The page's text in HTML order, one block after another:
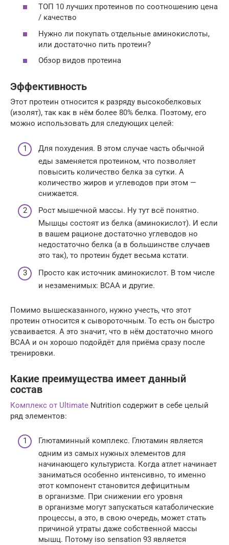
ТОП 10 лучших протеинов по соотношению цена
/ качество
Нужно ли покупать отдельные аминокислоты,
или достаточно пить протеин?
Обзор видов протеина
Эффективность
Этот протеин относится к разряду высокобелковых
(изолят), так как в нём более 80% белка. Поэтому, его
можно использовать для следующих целей:
Для похудения. В этом случае часть обычной
еды заменяется протеином, что позволяет
повысить количество белка за сутки. А
количество жиров и углеводов при этом —
снижается.
Рост мышечной массы. Ну тут всё понятно.
Мышцы состоят из белка (аминокислот). И если
в вашем рационе достаточно углеводов но
недостаточно белка (а в большинстве случаев
это так), то протеин будет весьма кстати.
Просто как источник аминокислот. В том числе
и незаменимых: ВСАА и другие.
Помимо вышесказанного, нужно учесть, что этот
протеин относится к сывороточным. То есть он быстро
усваивается. А это значит, что в нём достаточно много
ВСАА и он хорошо подойдёт для приёма сразу после
тренировки.
Какие преимущества имеет данный
состав
Комплекс от Ultimate Nutrition содержит в себе целый
ряд элементов:
Глютаминный комплекс. Глютамин является
одним из самых нужных элементов для
начинающего культуриста. Когда атлет начинает
заниматься особенно интенсивно, то именно
этот компонент становится дефицитным
в организме. При снижении его уровня
в организме могут запускаться катаболические
процессы, а это, в свою очередь, может стать
причиной утраты даже собственной массы
мышц. Потому iso sensation 93 является